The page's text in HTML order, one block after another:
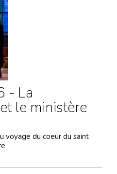
- La
le ministère
voyage du coeur du saint